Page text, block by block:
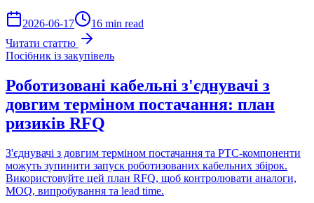
2026-06-17
16 min read
Читати статтю
Посібник із закупівель
Роботизовані кабельні з'єднувачі з
довгим терміном постачання: план
ризиків RFQ
З'єднувачі з довгим терміном постачання та PTC-компоненти
можуть зупинити запуск роботизованих кабельних збірок.
Використовуйте цей план RFQ, щоб контролювати аналоги,
MOQ, випробування та lead time.